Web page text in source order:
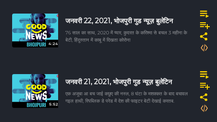
4:24
जनवरी 22, 2021, भोजपुरी गुड न्यूज़ बुलेटिन
76 साल का साथ, 2020 में प्यार, कुदरत के करिश्मा से बचल 3 महीना के
बेटी, हिंदुस्तान में काबू में दिखता कोरोना
5:52
जनवरी 21, 2021, भोजपुरी गुड न्यूज़ बुलेटिन
एक अजूबा आ बच जाई कछुए की नस्ल, 8 घंटा के मशक्कत के बाद बचावल
गइल हाथी, रिपब्लिक डे परेड में देश की फाइटर बेटी देखाई करतब.